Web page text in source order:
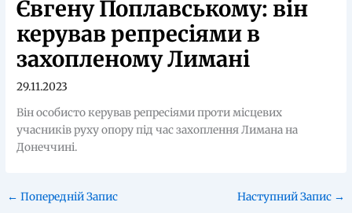
Євгену Поплавському: він
керував репресіями в
захопленому Лимані
29.11.2023
Він особисто керував репресіями проти місцевих
учасників руху опору під час захоплення Лимана на
Донеччині.
← Попередній Запис Наступний Запис →